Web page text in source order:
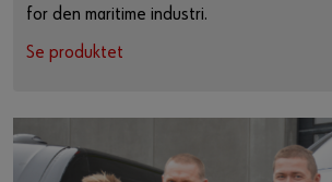
for den maritime industri.
Se produktet